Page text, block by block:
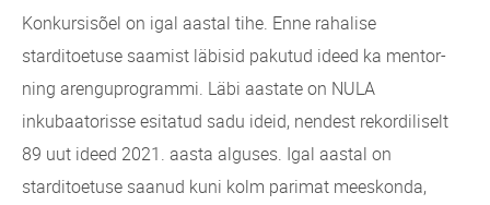
Konkursisõel on igal aastal tihe. Enne rahalise
starditoetuse saamist läbisid pakutud ideed ka mentor-
ning arenguprogrammi. Läbi aastate on NULA
inkubaatorisse esitatud sadu ideid, nendest rekordiliselt
89 uut ideed 2021. aasta alguses. Igal aastal on
starditoetuse saanud kuni kolm parimat meeskonda,